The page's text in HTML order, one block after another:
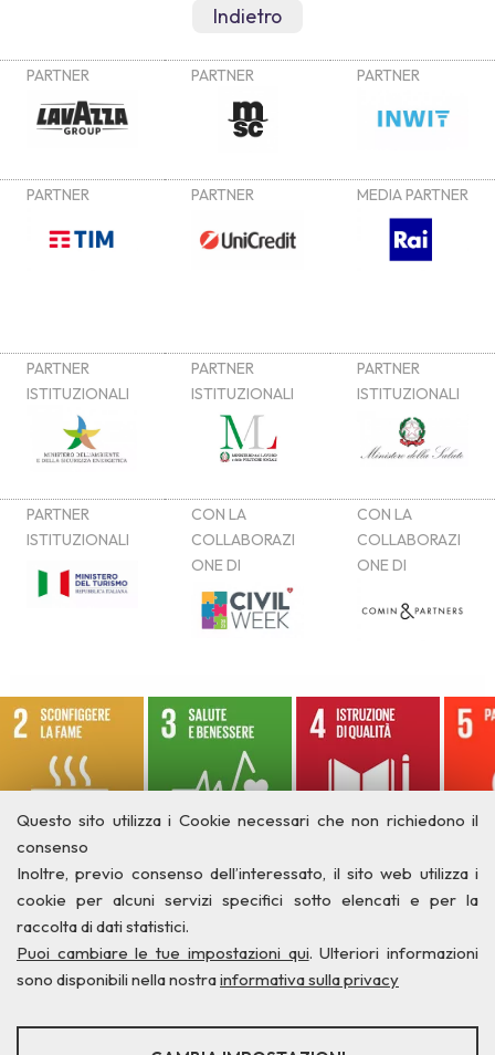
Questo sito utilizza i Cookie necessari che non richiedono il
consenso
Inoltre, previo consenso dell’interessato, il sito web utilizza i
cookie per alcuni servizi specifici sotto elencati e per la
raccolta di dati statistici.
Puoi cambiare le tue impostazioni qui. Ulteriori informazioni
sono disponibili nella nostrainformativa sulla privacy
STATISTICHE
Indietro